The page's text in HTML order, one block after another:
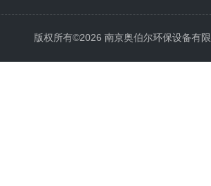
版权所有©2026 南京奥伯尔环保设备有